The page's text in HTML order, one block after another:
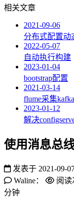
相关文章
2021-09-06
分布式配置动
2022-05-07
自动执行构建
2023-01-04
bootstrap配置
2021-03-14
flume采集
2023-01-12
解决
使用消息总
发表于 2021-09-
Waline：
阅读
分钟